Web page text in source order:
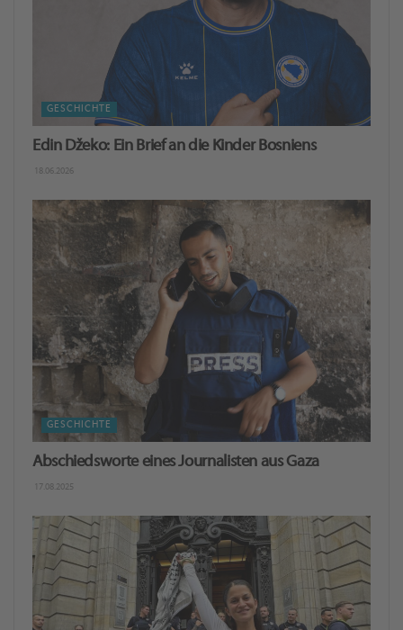
GESCHICHTE
Edin Džeko: Ein Brief an die Kinder Bosniens
18.06.2026
GESCHICHTE
Abschiedsworte eines Journalisten aus Gaza
17.08.2025